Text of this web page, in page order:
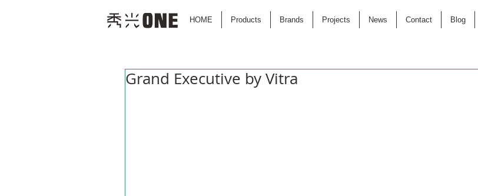
HOME Products Brands Projects News Contact Blog
Grand Executive by Vitra